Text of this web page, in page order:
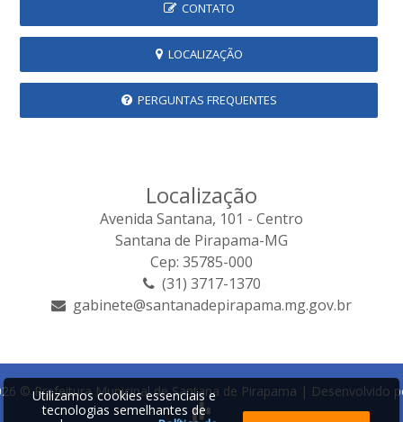
CONTATO
LOCALIZAÇÃO
PERGUNTAS FREQUENTES
Localização
Avenida Santana, 101 - Centro
Santana de Pirapama-MG
Cep: 35785-000
(31) 3717-1370
gabinete@santanadepirapama.mg.gov.br
© Prefeitura Municipal de Santana de Pirapama | Desenvolvido
Utilizamos cookies essenciais e
tecnologias semelhantes de